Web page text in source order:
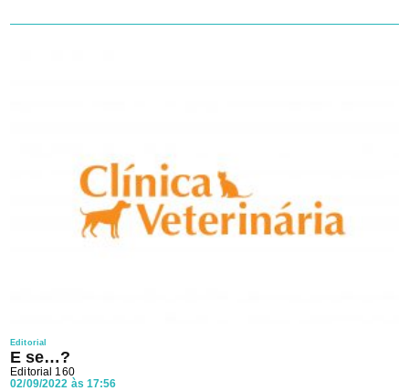
Editorial
E se…?
Editorial 160
02/09/2022 às 17:56